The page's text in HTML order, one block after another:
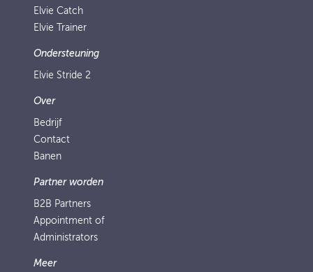
Elvie Catch
Elvie Trainer
Ondersteuning
Elvie Stride 2
Over
Bedrijf
Contact
Banen
Partner worden
B2B Partners
Appointment of
Administrators
Meer